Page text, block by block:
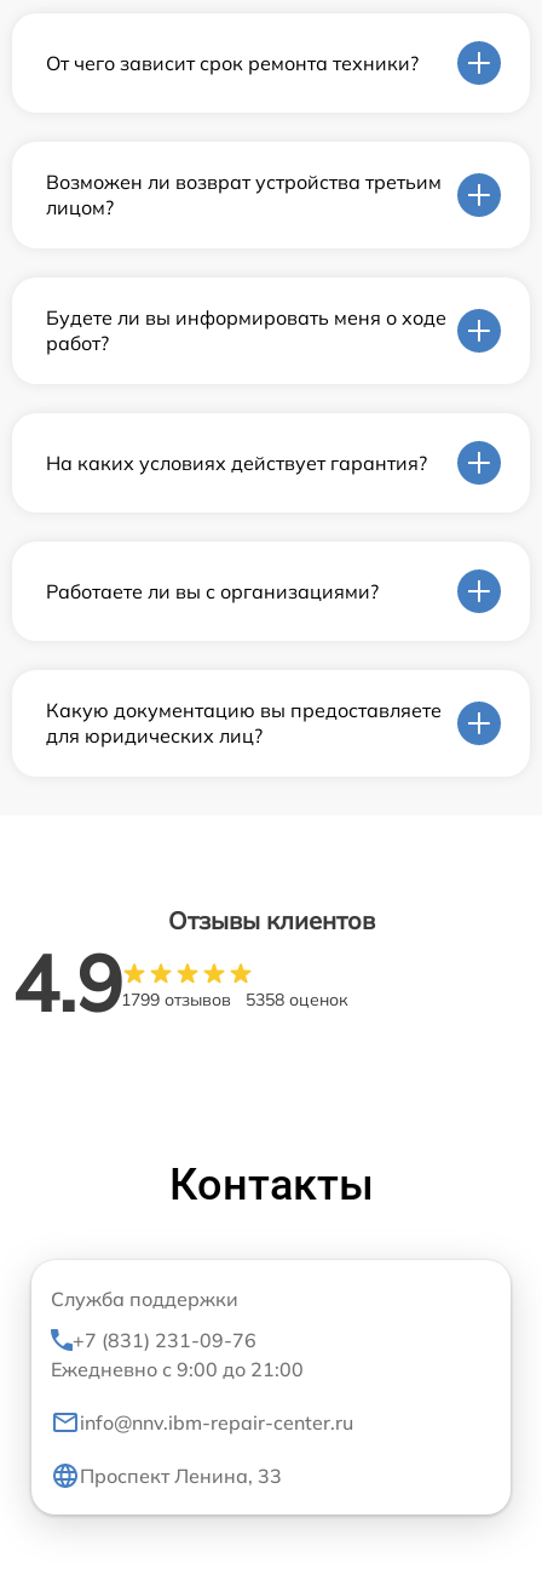
От чего зависит срок ремонта техники?
Возможен ли возврат устройства третьим
лицом?
Будете ли вы информировать меня о ходе
работ?
На каких условиях действует гарантия?
Работаете ли вы с организациями?
Какую документацию вы предоставляете
для юридических лиц?
Отзывы клиентов
4.91799 отзывов 5358 оценок
Контакты
Служба поддержки
+7 (831) 231-09-76
Ежедневно с 9:00 до 21:00
info@nnv.ibm-repair-center.ru
Проспект Ленина, 33